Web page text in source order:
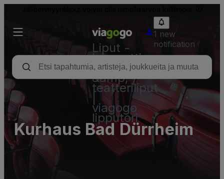
Liput -
konsertti,
urheilu
&amp;
teatteriliput
viagogo
lipputori
1 new
notification
Kurhaus Bad Dürrheim